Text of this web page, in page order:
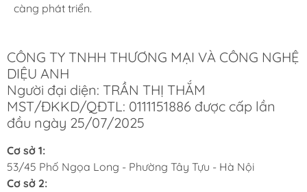
càng phát triển.
càng phát triển.
càng phát triển.
CÔNG TY TNHH THƯƠNG MẠI VÀ CÔNG NGHỆ
DIỆU ANH
Người đại diện: TRẦN THỊ THẮM
MST/ĐKKD/QĐTL: 0111151886 được cấp lần
đầu ngày 25/07/2025
Cơ sở 1:
53/45 Phố Ngọa Long - Phường Tây Tựu - Hà Nội
Cơ sở 2: